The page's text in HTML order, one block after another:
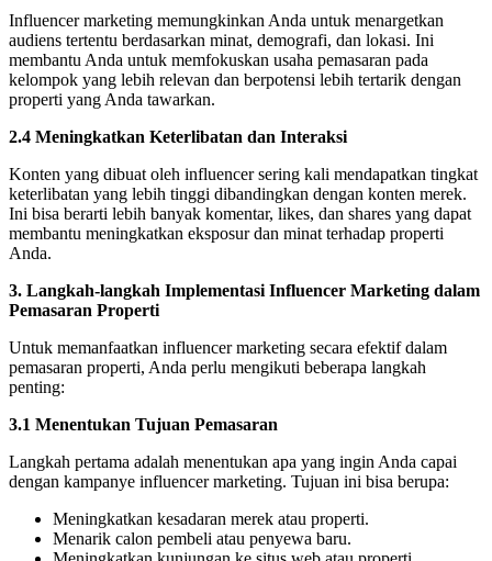
Influencer marketing memungkinkan Anda untuk menargetkan
audiens tertentu berdasarkan minat, demografi, dan lokasi. Ini
membantu Anda untuk memfokuskan usaha pemasaran pada
kelompok yang lebih relevan dan berpotensi lebih tertarik dengan
properti yang Anda tawarkan.
2.4 Meningkatkan Keterlibatan dan Interaksi
Konten yang dibuat oleh influencer sering kali mendapatkan tingkat
keterlibatan yang lebih tinggi dibandingkan dengan konten merek.
Ini bisa berarti lebih banyak komentar, likes, dan shares yang dapat
membantu meningkatkan eksposur dan minat terhadap properti
Anda.
3. Langkah-langkah Implementasi Influencer Marketing dalam
Pemasaran Properti
Untuk memanfaatkan influencer marketing secara efektif dalam
pemasaran properti, Anda perlu mengikuti beberapa langkah
penting:
3.1 Menentukan Tujuan Pemasaran
Langkah pertama adalah menentukan apa yang ingin Anda capai
dengan kampanye influencer marketing. Tujuan ini bisa berupa:
Meningkatkan kesadaran merek atau properti.
Menarik calon pembeli atau penyewa baru.